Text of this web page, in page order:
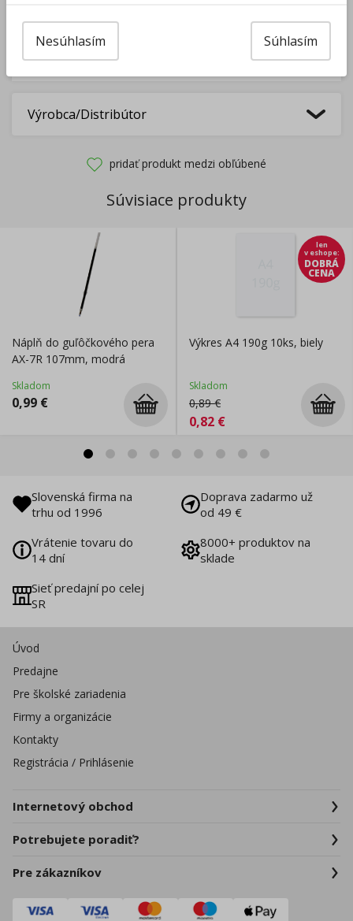
Rozdávame
na podporu vzdelávania.
Nakúpte za ďalších darček zadarmo.
Výrobca/Distribútor
pridať produkt medzi obľúbené
Súvisiace produkty
Náplň do guľôčkového pera
AX-7R 107mm, modrá
Skladom
0,99 €
len
v eshope:
DOBRÁ
CENA
Výkres A4 190g 10ks, biely
Skladom
0,89€
0,82 €
Slovenská firma na
trhu od 1996
Doprava zadarmo už
od 49 €
Vrátenie tovaru do
14 dní
8000+ produktov na
sklade
Sieť predajní po celej
SR
Úvod
Predajne
Pre školské zariadenia
Firmy a organizácie
Kontakty
Registrácia / Prihlásenie
Internetový obchod
Potrebujete poradiť?
Pre zákazníkov
Súhlasím
Nesúhlasím